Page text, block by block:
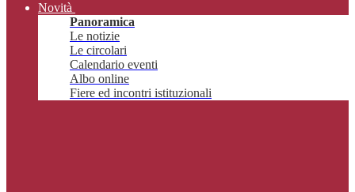
Novità
Panoramica
Le notizie
Le circolari
Calendario eventi
Albo online
Fiere ed incontri istituzionali